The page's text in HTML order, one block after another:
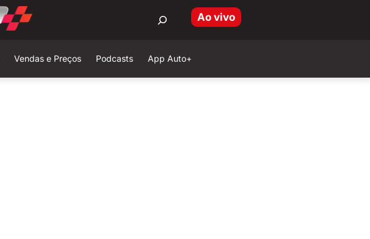
Ao vivo
Vendas e Preços Podcasts App Auto+